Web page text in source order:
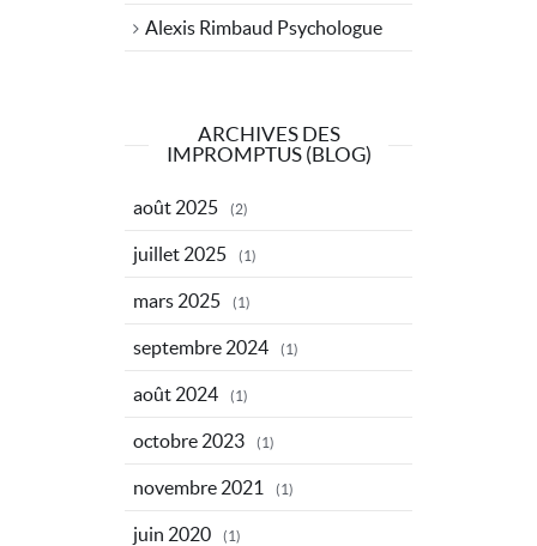
Alexis Rimbaud Psychologue
ARCHIVES DES
IMPROMPTUS (BLOG)
août 2025 (2)
juillet 2025 (1)
mars 2025 (1)
septembre 2024 (1)
août 2024 (1)
octobre 2023 (1)
novembre 2021 (1)
juin 2020 (1)